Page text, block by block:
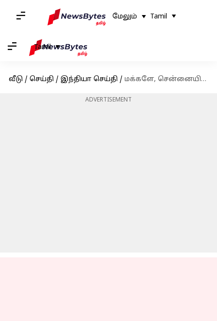
மேலும் Tamil
Tamil
வீடு / செய்தி / இந்தியா செய்தி / மக்களே, சென்னையில் பார்க்கிங் இடம் இருந்தால் மட்டுமே கார் வாங்க முடியும்! விரைவில் வருகிறது சட்டம்
ADVERTISEMENT